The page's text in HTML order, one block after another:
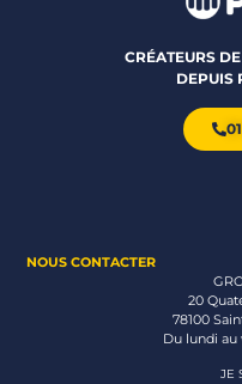
CRÉATEURS DE
DEPUIS
NOUS CONTACTER
20
78100
Du lundi au
JE